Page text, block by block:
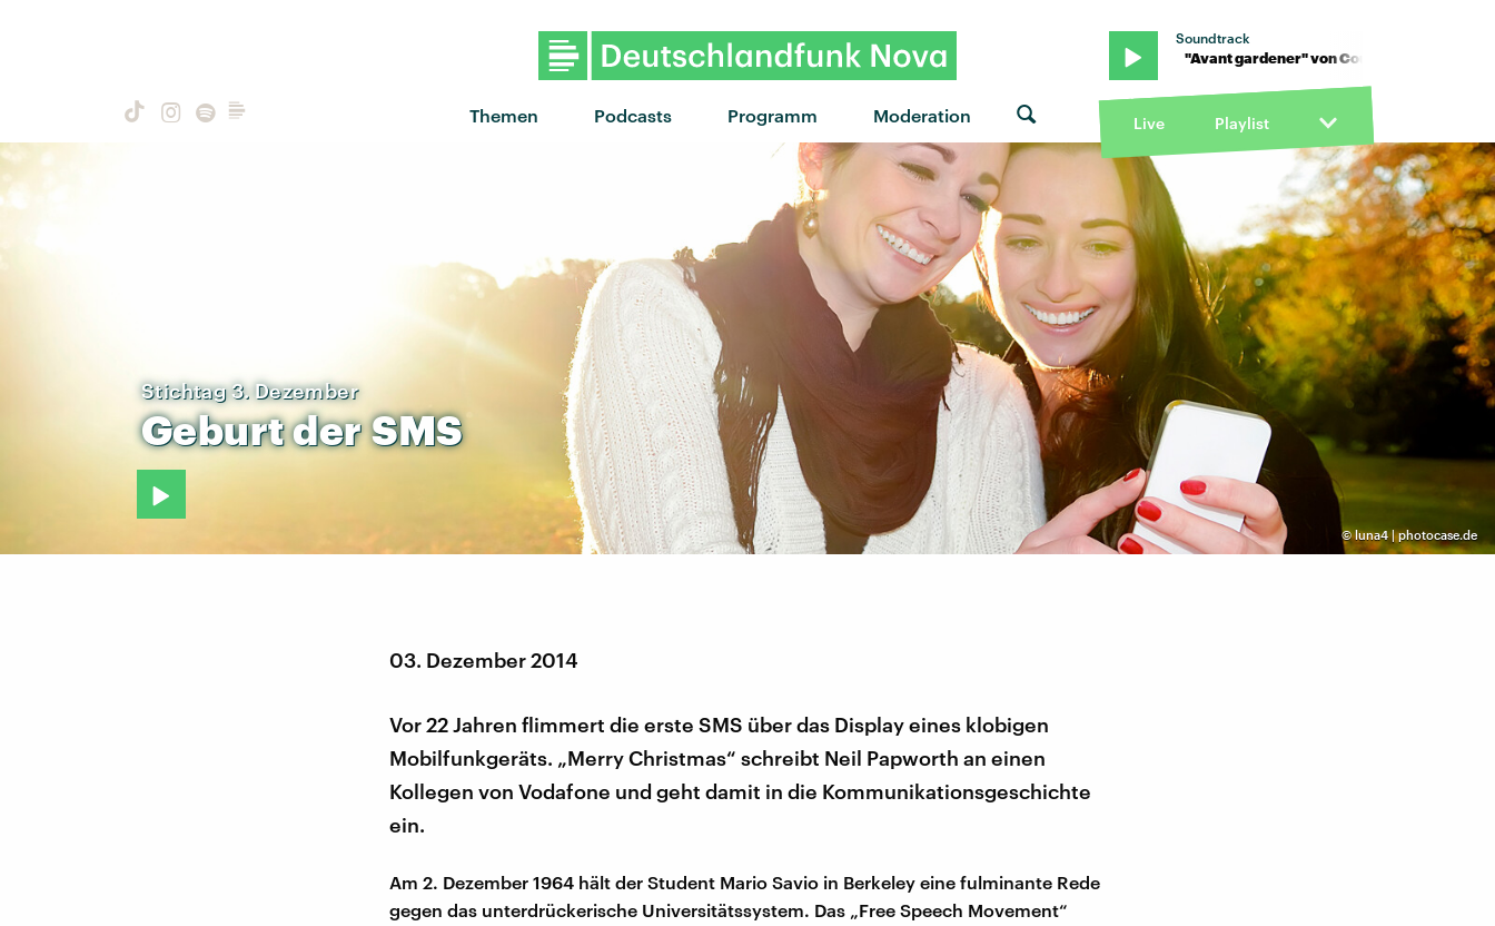
Themen Podcasts Programm Moderation
Soundtrack
"Avant gardener" von Courtney Barnett · "Avant gardener" von Courtney Barnett · "Avant
Live Playlist
©luna4 | photocase.de
Stichtag 3. Dezember
GeburtderSMS
03. Dezember 2014
Vor 22 Jahren flimmert die erste SMS über das Display eines klobigen
Mobilfunkgeräts. „Merry Christmas“ schreibt Neil Papworth an einen
Kollegen von Vodafone und geht damit in die Kommunikationsgeschichte
ein.
Am 2. Dezember 1964 hält der Student Mario Savio in Berkeley eine fulminante Rede
gegen das unterdrückerische Universitätssystem. Das „Free Speech Movement“